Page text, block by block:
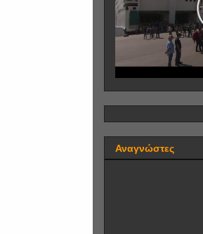
Αναγνώστες